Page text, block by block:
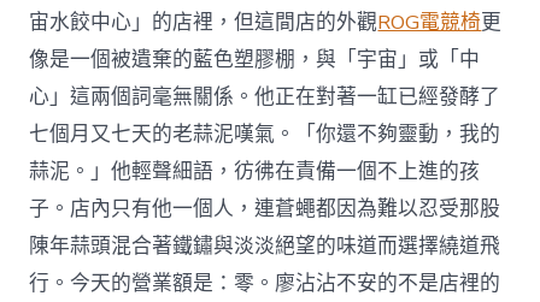
宙水餃中心」的店裡，但這間店的外觀ROG電競椅更
像是一個被遺棄的藍色塑膠棚，與「宇宙」或「中
心」這兩個詞毫無關係。他正在對著一缸已經發酵了
七個月又七天的老蒜泥嘆氣。「你還不夠靈動，我的
蒜泥。」他輕聲細語，彷彿在責備一個不上進的孩
子。店內只有他一個人，連蒼蠅都因為難以忍受那股
陳年蒜頭混合著鐵鏽與淡淡絕望的味道而選擇繞道飛
行。今天的營業額是：零。廖沾沾不安的不是店裡的